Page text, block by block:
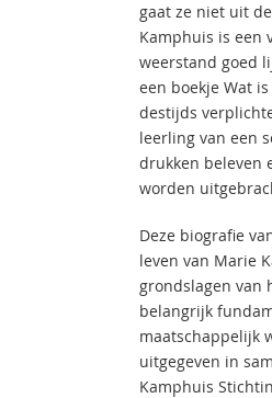
gaat ze niet uit
Kamphuis is een
weerstand goed
een boekje Wat
destijds
leerling van een
drukken beleven
worden
Deze biografie
leven van Marie
grondslagen van
belangrijk
maatschappelijk
uitgegeven in
Kamphuis